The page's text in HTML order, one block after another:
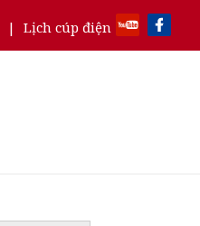
| Lịch cúp điện